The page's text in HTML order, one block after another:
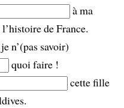
à ma
de France.
n’(pas savoir)
quoi faire !
cette fille